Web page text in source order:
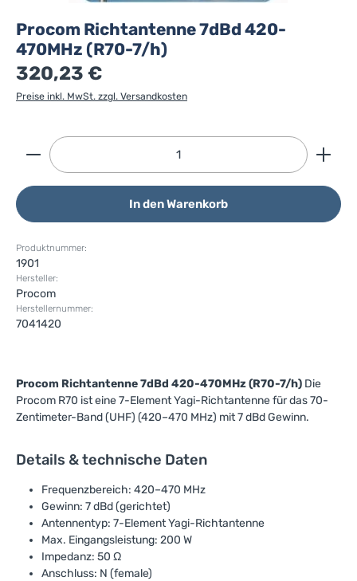
Procom Richtantenne 7dBd 420-
470MHz (R70-7/h)
320,23 €
Preise inkl. MwSt. zzgl. Versandkosten
Produkt Anzahl: Gib den gewünschten Wert ein
In den Warenkorb
Produktnummer:
1901
Hersteller:
Procom
Herstellernummer:
7041420
Procom Richtantenne 7dBd 420-470MHz (R70-7/h) Die
Procom R70 ist eine 7-Element Yagi-Richtantenne für das 70-
Zentimeter-Band (UHF) (420–470 MHz) mit 7 dBd Gewinn.
Details & technische Daten
Frequenzbereich: 420–470 MHz
Gewinn: 7 dBd (gerichtet)
Antennentyp: 7-Element Yagi-Richtantenne
Max. Eingangsleistung: 200 W
Impedanz: 50 Ω
Anschluss: N (female)